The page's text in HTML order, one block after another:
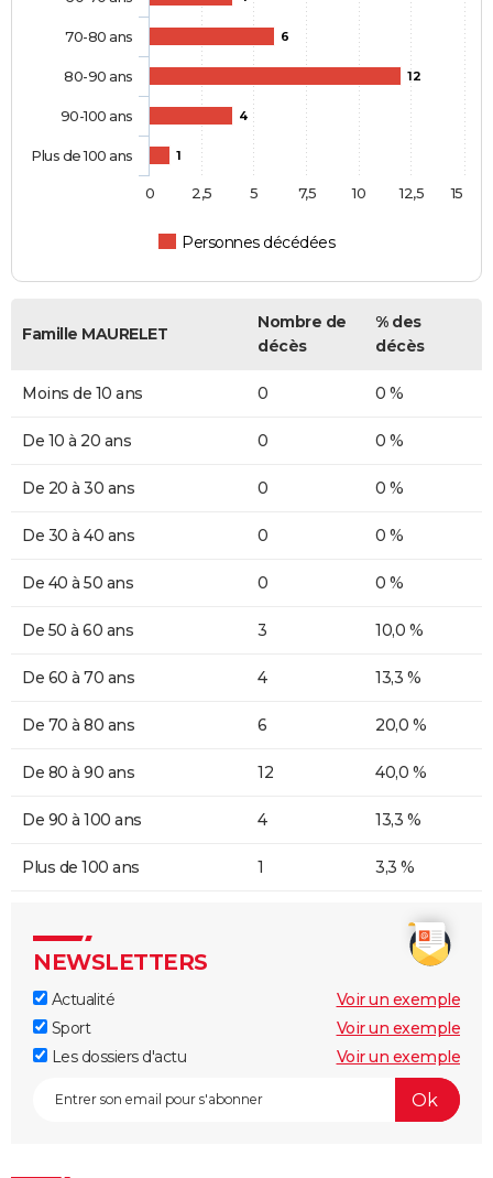
6
12
4
1
Personnes décédées
70-80 ans
80-90 ans
90-100 ans
Plus de 100 ans
0 2,5 5 7,5 10 12,5 15
Famille MAURELET
Nombre de
décès
% des
décès
Moins de 10 ans 0 0 %
De 10 à 20 ans 0 0 %
De 20 à 30 ans 0 0 %
De 30 à 40 ans 0 0 %
De 40 à 50 ans 0 0 %
De 50 à 60 ans 3 10,0 %
De 60 à 70 ans 4 13,3 %
De 70 à 80 ans 6 20,0 %
De 80 à 90 ans 12 40,0 %
De 90 à 100 ans 4 13,3 %
Plus de 100 ans 1 3,3 %
NEWSLETTERS
Actualité
Voir un exemple
Sport
Voir un exemple
Les dossiers d'actu
Voir un exemple